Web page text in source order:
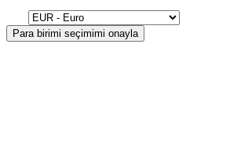
Para birimi seçimimi onayla